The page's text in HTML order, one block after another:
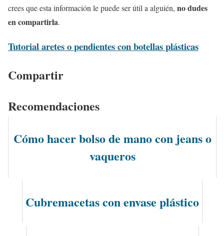
crees que esta información le puede ser útil a alguién, no dudes
en compartirla.
Tutorial aretes o pendientes con botellas plásticas
Compartir
Recomendaciones
Cómo hacer bolso de mano con jeans o
vaqueros
Cubremacetas con envase plástico